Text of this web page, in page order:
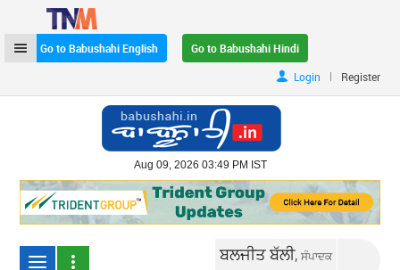
Go to Babushahi English
Go to Babushahi Hindi
Login
| Register
Aug 09, 2026 03:49 PM IST
ਬਲਜੀਤ ਬੱਲੀ,ਸੰਪਾਦਕ